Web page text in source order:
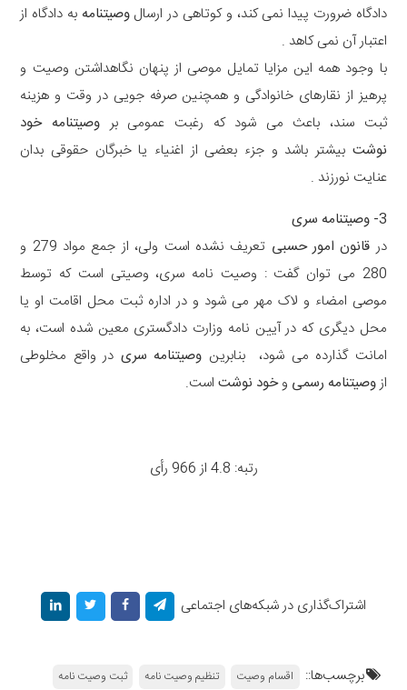
دادگاه ضرورت پیدا نمی کند، و کوتاهی در ارسالوصیتنامه به دادگاه از
اعتبار آن نمی کاهد .
با وجود همه این مزایا تمایل موصی از پنهان نگاهداشتن وصیت و
پرهیز از نقارهای خانوادگی و همچنین صرفه جویی در وقت و هزینه
ثبت سند، باعث می شود که رغبت عمومی بر وصیتنامه خود
نوشت بیشتر باشد و جزء بعضی از اغنیاء یا خبرگان حقوقی بدان
عنایت نورزند .
3- وصیتنامه سری
در قانون امور حسبی
تعریف نشده است ولی، از جمع مواد 279 و
280 می توان گفت : وصیت نامه سری، وصیتی است که توسط
موصی امضاء و لاک مهر می شود و در اداره ثبت محل اقامت او یا
محل دیگری که در آیین نامه وزارت دادگستری معین شده است، به
امانت گذارده می شود، بنابرین وصیتنامه سری در واقع مخلوطی
ازوصیتنامه رسمی وخود نوشت است.
رتبه: 4.8 از 966 رأی
اشتراک‌گذاری در شبکه‌های اجتماعی
برچسب‌ها:: اقسام وصیت تنظیم وصیت نامه
ثبت وصیت نامه